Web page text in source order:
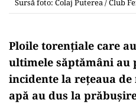
Sursă foto: Colaj Puterea / Club
Ploile torențiale care
ultimele săptămâni au
incidente la rețeaua
apă au dus la